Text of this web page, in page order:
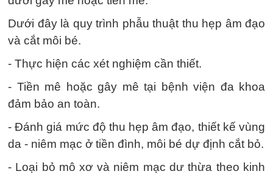
Dưới đây là quy trình phẫu thuật thu hẹp âm đạo
và cắt môi bé.
- Thực hiện các xét nghiệm cần thiết.
- Tiền mê hoặc gây mê tại bệnh viện đa khoa
đảm bảo an toàn.
- Đánh giá mức độ thu hẹp âm đạo, thiết kế vùng
da - niêm mạc ở tiền đình, môi bé dự định cắt bỏ.
- Loại bỏ mô xơ và niêm mạc dư thừa theo kinh